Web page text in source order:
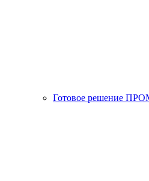
Готовое решение